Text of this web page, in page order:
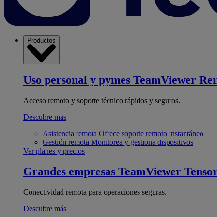
Productos
Uso personal y pymes TeamViewer
Acceso remoto y soporte técnico rápidos y seguros.
Descubre más
Asistencia remota Ofrece soporte remoto instantáneo
Gestión remota Monitorea y gestiona dispositivos
Ver planes y precios
Grandes empresas TeamViewer Tensor
Conectividad remota para operaciones seguras.
Descubre más